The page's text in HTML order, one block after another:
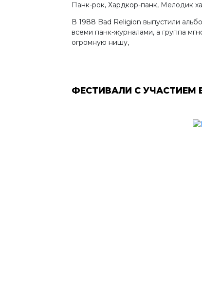
Панк-рок, Хардкор-панк, Мелодик
В 1988 Bad Religion выпустили
всеми панк-журналами, а группа
огромную нишу,
ФЕСТИВАЛИ С УЧАСТИЕМ